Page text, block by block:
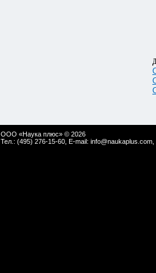
ООО «Наука плюс» © 2026
Тел.: (495) 276-15-60, E-mail: info@naukaplus.com